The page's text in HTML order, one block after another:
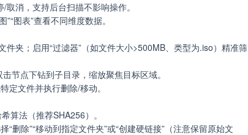
取消，支持后台扫描不影响操作。
图表”查看不同维度数据。
件夹；启用“过滤器”（如文件大小>500MB、类型为.iso）精准筛
节点下钻到子目录，缩放聚焦目标区域。
定文件并执行删除/移动。
算法（推荐SHA256）。
删除”“移动到指定文件夹”或“创建硬链接”（注意保留原始文